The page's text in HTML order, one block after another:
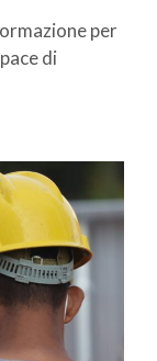
per
di